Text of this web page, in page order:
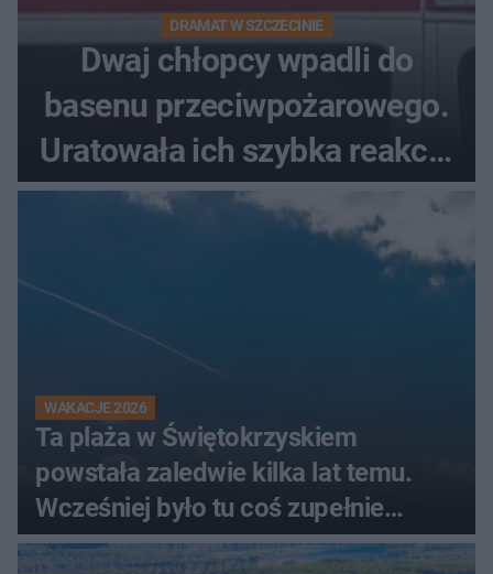
DRAMAT W SZCZECINIE
Dwaj chłopcy wpadli do
basenu przeciwpożarowego.
Uratowała ich szybka reakcja
świadków
WAKACJE 2026
Ta plaża w Świętokrzyskiem
powstała zaledwie kilka lat temu.
Wcześniej było tu coś zupełnie
innego